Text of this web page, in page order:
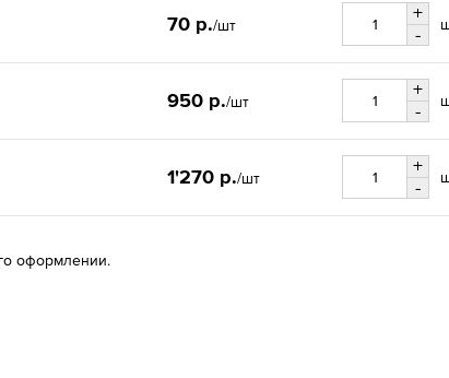
70 р./шт
+
-
950 р./шт
+
-
1'270 р./шт
+
-
оформлении.